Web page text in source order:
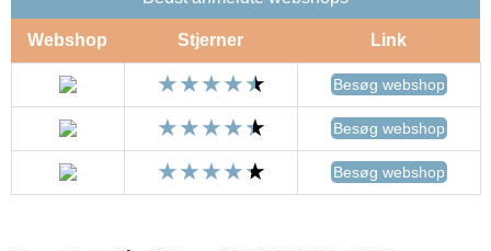
Webshop Stjerner Link
Besøg webshop
Besøg webshop
Besøg webshop